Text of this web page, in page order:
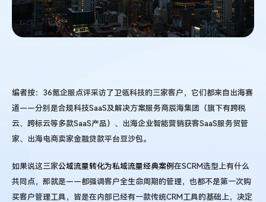
编者按：36氪企服点评采访了卫瓴科技的三家客户，它们都来自出海赛
道——分别是合规科技SaaS及解决方案服务商辰海集团（旗下有跨税
云、跨标云等多款SaaS产品）、出海企业智能营销获客SaaS服务贸管
家、出海电商卖家金融贷款平台豆沙包。
如果说这三家公域流量转化为私域流量经典案例 在SCRM选型上有什么
共同点，那就是——都强调客户全生命周期的管理，也都不是第一次购
买客户管理工具，皆是在内部已经有一款传统CRM工具的基础上，决定